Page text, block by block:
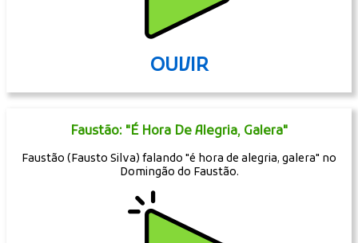
OUVIR
Faustão: "É Hora De Alegria, Galera"
Faustão (Fausto Silva) falando "é hora de alegria, galera" no
Domingão do Faustão.